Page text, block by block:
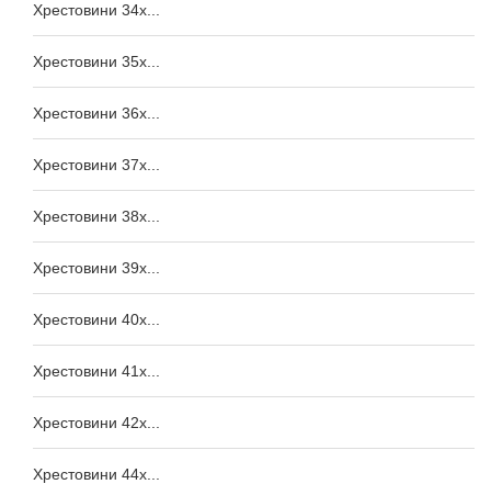
Хрестовини 34x...
Хрестовини 35x...
Хрестовини 36x...
Хрестовини 37x...
Хрестовини 38x...
Хрестовини 39x...
Хрестовини 40x...
Хрестовини 41x...
Хрестовини 42x...
Хрестовини 44x...